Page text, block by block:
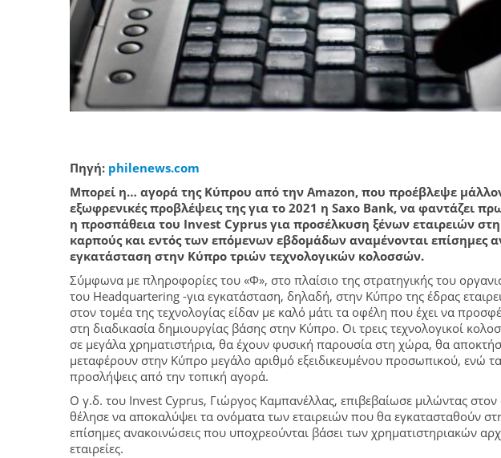
Πηγή: philenews.com
Μπορεί η… αγορά της Κύπρου από την Amazon, που προέβλεψε μάλλον
εξωφρενικές προβλέψεις της για το 2021 η Saxo Bank, να φαντάζει
η προσπάθεια του Invest Cyprus για προσέλκυση ξένων εταιρειών
καρπούς και εντός των επόμενων εβδομάδων αναμένονται επίσημες
εγκατάσταση στην Κύπρο τριών τεχνολογικών κολοσσών.
Σύμφωνα με πληροφορίες του «Φ», στο πλαίσιο της στρατηγικής του
του Headquartering -για εγκατάσταση, δηλαδή, στην Κύπρο της έδρας
στον τομέα της τεχνολογίας είδαν με καλό μάτι τα οφέλη που έχει να
στη διαδικασία δημιουργίας βάσης στην Κύπρο. Οι τρεις τεχνολογικοί
σε μεγάλα χρηματιστήρια, θα έχουν φυσική παρουσία στη χώρα, θα
μεταφέρουν στην Κύπρο μεγάλο αριθμό εξειδικευμένου προσωπικού, ενώ
προσλήψεις από την τοπική αγορά.
Ο γ.δ. του Invest Cyprus, Γιώργος Καμπανέλλας, επιβεβαίωσε μιλώντας
θέλησε να αποκαλύψει τα ονόματα των εταιρειών που θα εγκατασταθούν
επίσημες ανακοινώσεις που υποχρεούνται βάσει των χρηματιστηριακών
εταιρείες.